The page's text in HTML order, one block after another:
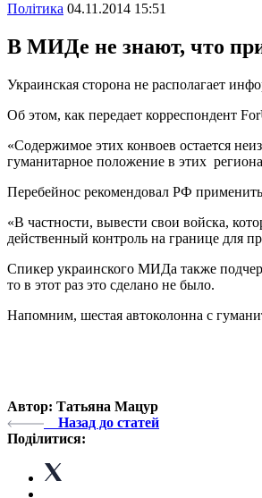
Полiтика 04.11.2014 15:51
В МИДе не знают, что
Украинская сторона не располагает
Об этом, как передает корреспондент
«Содержимое этих конвоев остается
гуманитарное положение в этих
Перебейнос рекомендовал РФ
«В частности, вывести свои войска,
действенный контроль на границе для
Спикер украинского МИДа также
то в этот раз это сделано не было.
Напомним, шестая автоколонна с
Автор: Татьяна Мацур
Назад до статей
Поділитися: